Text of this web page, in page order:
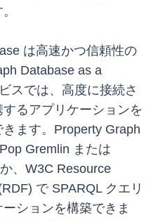
は高速かつ信頼性の
Database as a
スでは、高度に接続さ
るアプリケーションを
ます。Property Graph
Gremlin または
、W3C Resource
で SPARQL クエリ
ションを構築できま